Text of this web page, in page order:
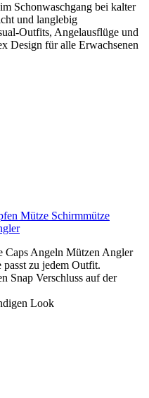
Schonwaschgang bei kalter
und langlebig
Outfits, Angelausflüge und
Design für alle Erwachsenen
Mütze Schirmmütze
Caps Angeln Mützen Angler
zu jedem Outfit.
Snap Verschluss auf der
Look